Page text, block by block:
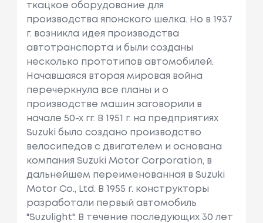
ткацкое оборудование для
производства японского шелка. Но в 1937
г. возникла идея производства
автотранспорта и были созданы
несколько прототипов автомобилей.
Начавшаяся вторая мировая война
перечеркнула все планы и о
производстве машин заговорили в
начале 50-х гг. В 1951 г. на предприятиях
Suzuki было создано производство
велосипедов с двигателем и основана
компания Suzuki Motor Corporation, в
дальнейшем переименованная в Suzuki
Motor Co., Ltd. В 1955 г. конструкторы
разработали первый автомобиль
"Suzulight". В течение последующих 30 лет